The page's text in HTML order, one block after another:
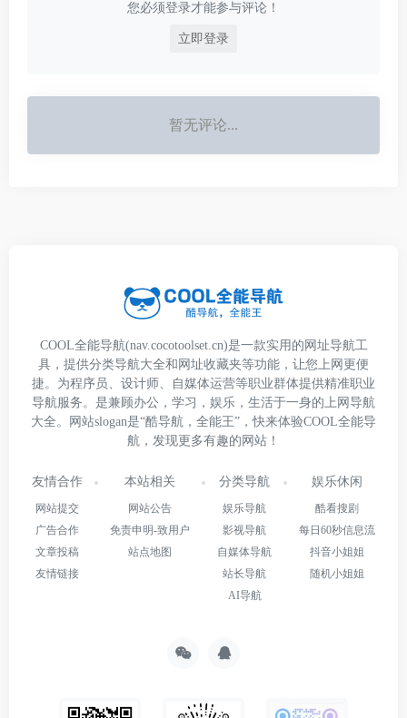
您必须登录才能参与评论！
立即登录
暂无评论...
COOL全能导航(nav.cocotoolset.cn)是一款实用的网址导航工
具，提供分类导航大全和网址收藏夹等功能，让您上网更便
捷。为程序员、设计师、自媒体运营等职业群体提供精准职业
导航服务。是兼顾办公，学习，娱乐，生活于一身的上网导航
大全。网站slogan是“酷导航，全能王”，快来体验COOL全能导
航，发现更多有趣的网站！
友情合作
网站提交
广告合作
文章投稿
友情链接
本站相关
网站公告
免责申明-致用户
站点地图
分类导航
娱乐导航
影视导航
自媒体导航
站长导航
AI导航
娱乐休闲
酷看搜剧
每日60秒信息流
抖音小姐姐
随机小姐姐